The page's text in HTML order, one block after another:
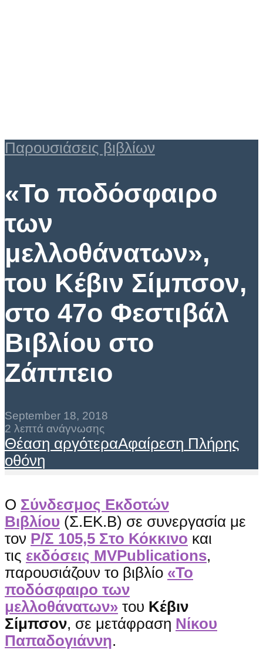
Παρουσιάσεις βιβλίων
«Το ποδόσφαιρο
των
μελλοθάνατων»,
του Κέβιν Σίμπσον,
στο 47ο Φεστιβάλ
Βιβλίου στο
Ζάππειο
September 18, 2018
2 λεπτά ανάγνωσης
Θέαση αργότεραΑφαίρεση Πλήρης
οθόνη
Ο Σύνδεσμος Εκδοτών
Βιβλίου (Σ.ΕΚ.Β) σε συνεργασία με
τον Ρ/Σ 105,5 Στο Κόκκινο και
τις εκδόσεις MVPublications,
παρουσιάζουν το βιβλίο «Το
ποδόσφαιρο των
μελλοθάνατων» του Κέβιν
Σίμπσον, σε μετάφραση Νίκου
Παπαδογιάννη.